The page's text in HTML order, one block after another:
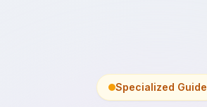
Specialized Guide